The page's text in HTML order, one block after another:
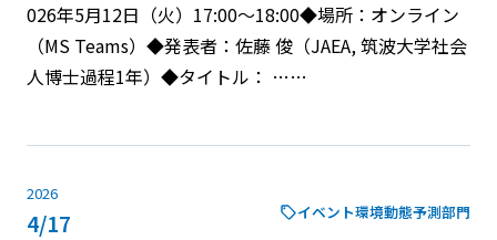
026年5月12日（火）17:00～18:00◆場所：オンライン
（MS Teams）◆発表者：佐藤 俊（JAEA, 筑波大学社会
人博士過程1年）◆タイトル： ……
2026
4/17 イベント環境動態予測部門